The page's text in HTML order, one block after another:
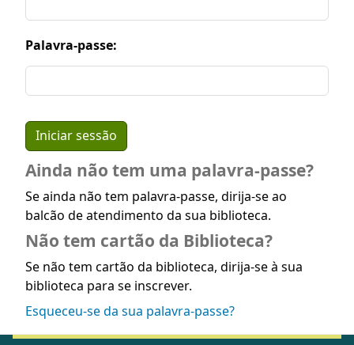
Palavra-passe:
Ainda não tem uma palavra-passe?
Se ainda não tem palavra-passe, dirija-se ao
balcão de atendimento da sua biblioteca.
Não tem cartão da Biblioteca?
Se não tem cartão da biblioteca, dirija-se à sua
biblioteca para se inscrever.
Esqueceu-se da sua palavra-passe?